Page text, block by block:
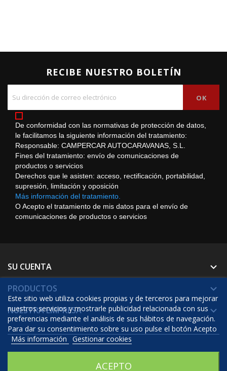
RECIBE NUESTRO BOLETÍN
De conformidad con las normativas de protección de datos,
le facilitamos la siguiente información del tratamiento:
Responsable: CAMPERCAR AUTOCARAVANAS, S.L.
Fines del tratamiento: envío de comunicaciones de
productos o servicios
Derechos que le asisten: acceso, rectificación, portabilidad,
supresión, limitación y oposición
Más información del tratamiento.
O Acepto el tratamiento de mis datos para el envío de
comunicaciones de productos o servicios
SU CUENTA 
PRODUCTOS 
NUESTRA EMPRESA 
Este sitio web utiliza cookies propias y de terceros para mejorar
nuestros servicios y mostrarle publicidad relacionada con sus
preferencias mediante el análisis de sus hábitos de navegación.
Para dar su consentimiento sobre su uso pulse el botón Acepto
Más información
Gestionar cookies
ACEPTO
© 2026 - Software Ecommerce desarrollado por Prestashop™